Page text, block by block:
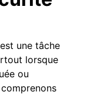
une tâche
lorsque
ou